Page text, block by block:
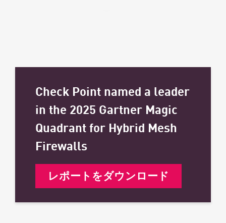
Check Point named a leader
in the 2025 Gartner Magic
Quadrant for Hybrid Mesh
Firewalls
レポートをダウンロード